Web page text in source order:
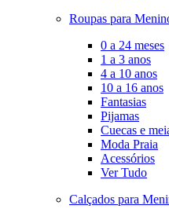
Roupas para
0 a 24 meses
1 a 3 anos
4 a 10 anos
10 a 16 anos
Fantasias
Pijamas
Cuecas e
Moda Praia
Acessórios
Ver Tudo
Calçados para